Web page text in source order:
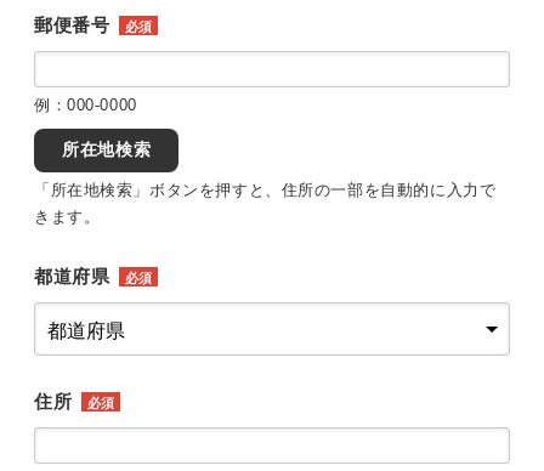
郵便番号 必須
例：000-0000
所在地検索
「所在地検索」ボタンを押すと、住所の一部を自動的に入力で
きます。
都道府県 必須
住所 必須